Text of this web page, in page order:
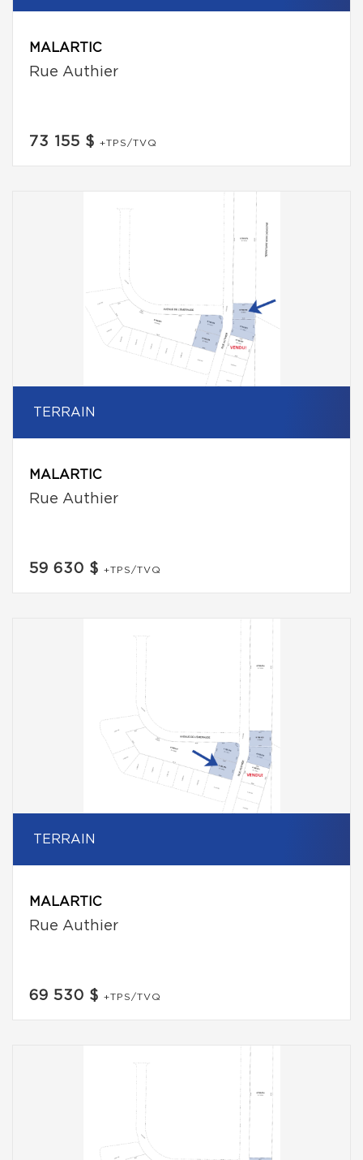
MALARTIC
Rue Authier
73 155 $ +TPS/TVQ
TERRAIN
MALARTIC
Rue Authier
59 630 $ +TPS/TVQ
TERRAIN
MALARTIC
Rue Authier
69 530 $ +TPS/TVQ